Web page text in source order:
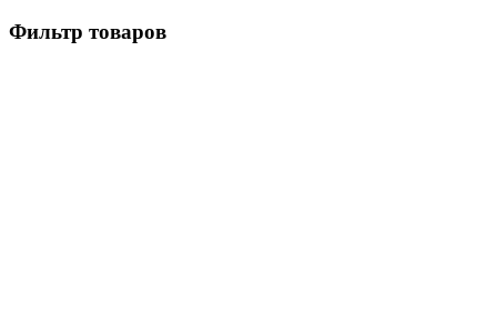
Фильтр товаров